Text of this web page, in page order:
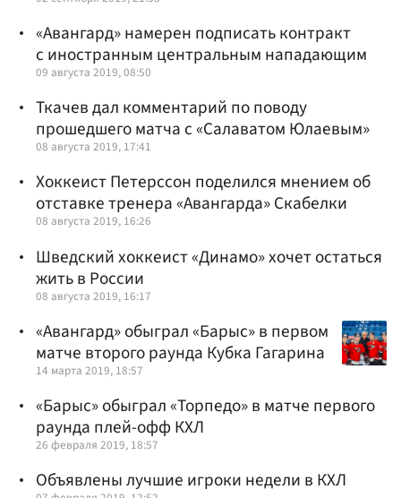
«Авангард» намерен подписать контракт
с иностранным центральным нападающим
09 августа 2019, 08:50
Ткачев дал комментарий по поводу
прошедшего матча с «Салаватом Юлаевым»
08 августа 2019, 17:41
Хоккеист Петерссон поделился мнением об
отставке тренера «Авангарда» Скабелки
08 августа 2019, 16:26
Шведский хоккеист «Динамо» хочет остаться
жить в России
08 августа 2019, 16:17
«Авангард» обыграл «Барыс» в первом
матче второго раунда Кубка Гагарина
14 марта 2019, 18:57
«Барыс» обыграл «Торпедо» в матче первого
раунда плей-офф КХЛ
26 февраля 2019, 18:57
Объявлены лучшие игроки недели в КХЛ